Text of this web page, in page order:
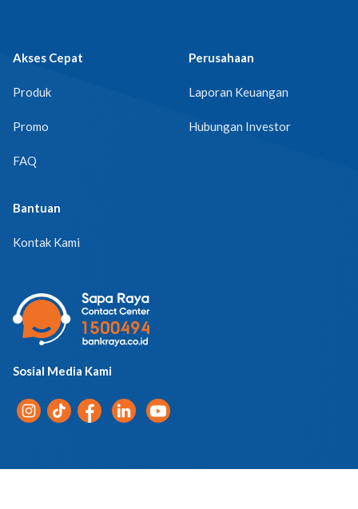
Akses Cepat
Produk
Promo
FAQ
Perusahaan
Laporan Keuangan
Hubungan Investor
Bantuan
Kontak Kami
Sosial Media Kami